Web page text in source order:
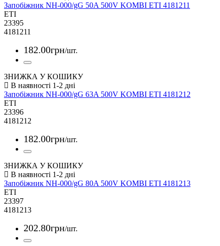
Запобіжник NH-000/gG 50A 500V KOMBI ETI 4181211
ETI
23395
4181211
182.00грн/шт.
ЗНИЖКА У КОШИКУ
Запобіжник NH-000/gG 63A 500V KOMBI ETI 4181212
ETI
23396
4181212
182.00грн/шт.
ЗНИЖКА У КОШИКУ
Запобіжник NH-000/gG 80A 500V KOMBI ETI 4181213
ETI
23397
4181213
202.80грн/шт.